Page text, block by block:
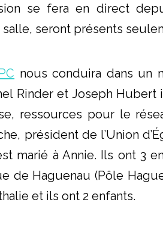
se fera en direct
salle, seront présents
nous conduira dans un
Rinder et Joseph
ressources pour le
président de l’Union
marié à Annie. Ils ont 3
de Haguenau (Pôle
et ils ont 2 enfants.